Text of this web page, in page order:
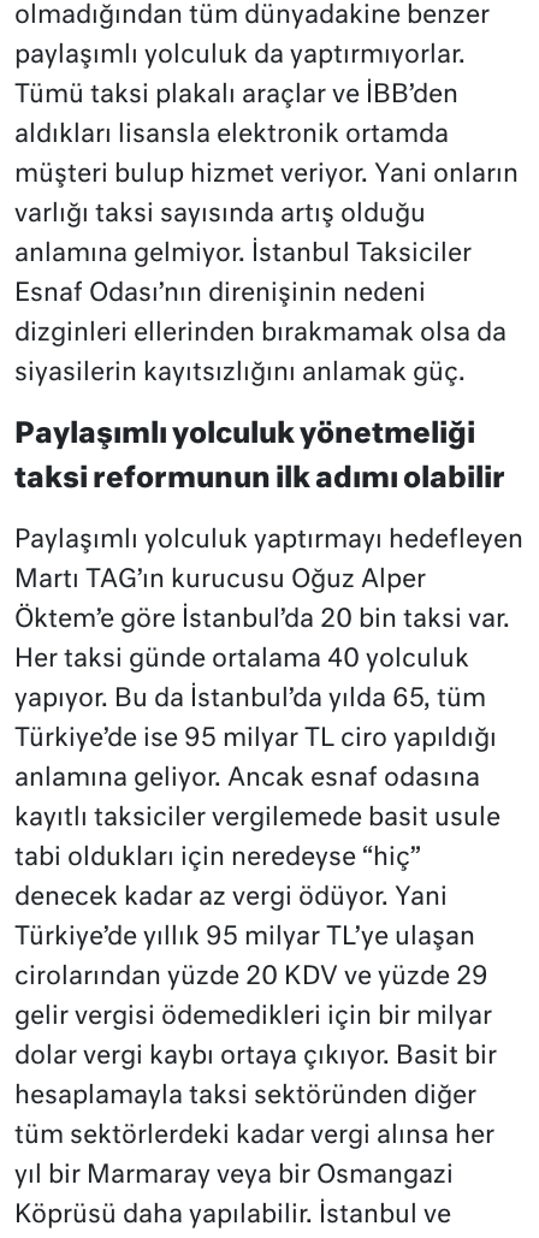
olmadığından tüm dünyadakine benzer
paylaşımlı yolculuk da yaptırmıyorlar.
Tümü taksi plakalı araçlar ve İBB’den
aldıkları lisansla elektronik ortamda
müşteri bulup hizmet veriyor. Yani onların
varlığı taksi sayısında artış olduğu
anlamına gelmiyor. İstanbul Taksiciler
Esnaf Odası’nın direnişinin nedeni
dizginleri ellerinden bırakmamak olsa da
siyasilerin kayıtsızlığını anlamak güç.
Paylaşımlı yolculuk yönetmeliği
taksi reformunun ilk adımı olabilir
Paylaşımlı yolculuk yaptırmayı hedefleyen
Martı TAG’ın kurucusu Oğuz Alper
Öktem’e göre İstanbul’da 20 bin taksi var.
Her taksi günde ortalama 40 yolculuk
yapıyor. Bu da İstanbul’da yılda 65, tüm
Türkiye’de ise 95 milyar TL ciro yapıldığı
anlamına geliyor. Ancak esnaf odasına
kayıtlı taksiciler vergilemede basit usule
tabi oldukları için neredeyse “hiç”
denecek kadar az vergi ödüyor. Yani
Türkiye’de yıllık 95 milyar TL’ye ulaşan
cirolarından yüzde 20 KDV ve yüzde 29
gelir vergisi ödemedikleri için bir milyar
dolar vergi kaybı ortaya çıkıyor. Basit bir
hesaplamayla taksi sektöründen diğer
tüm sektörlerdeki kadar vergi alınsa her
yıl bir Marmaray veya bir Osmangazi
Köprüsü daha yapılabilir. İstanbul ve